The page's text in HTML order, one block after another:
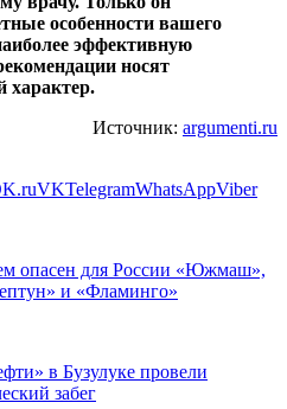
особенности вашего
эффективную
носят
характер.
Источник: argumenti.ru
VKTelegramWhatsAppViber
опасен для России «Южмаш»,
и «Фламинго»
в Бузулуке провели
забег